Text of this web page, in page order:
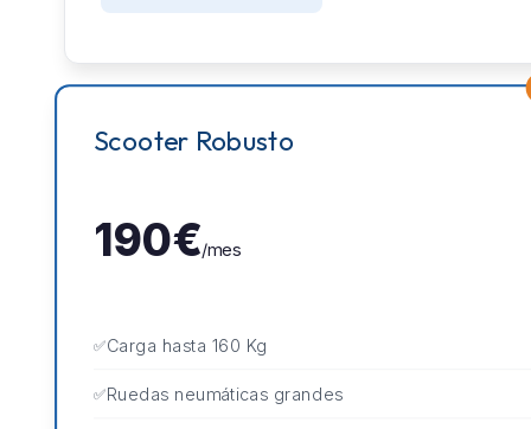
Scooter Robusto
190€/mes
Carga hasta 160 Kg
Ruedas neumáticas grandes